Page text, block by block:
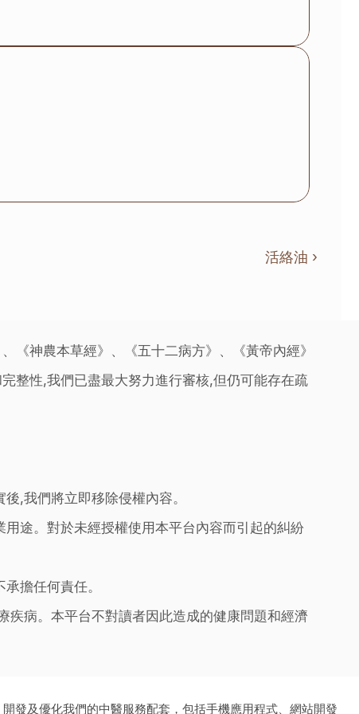
活絡油 ›
《神農本草經》、《五十二病方》、《黃帝內經》
整性,我們已盡最大努力進行審核,但仍可能存在疏
,我們將立即移除侵權內容。
途。對於未經授權使用本平台內容而引起的糾紛
擔任何責任。
疾病。本平台不對讀者因此造成的健康問題和經濟
發及優化我們的中醫服務配套，包括手機應用程式、網站開發